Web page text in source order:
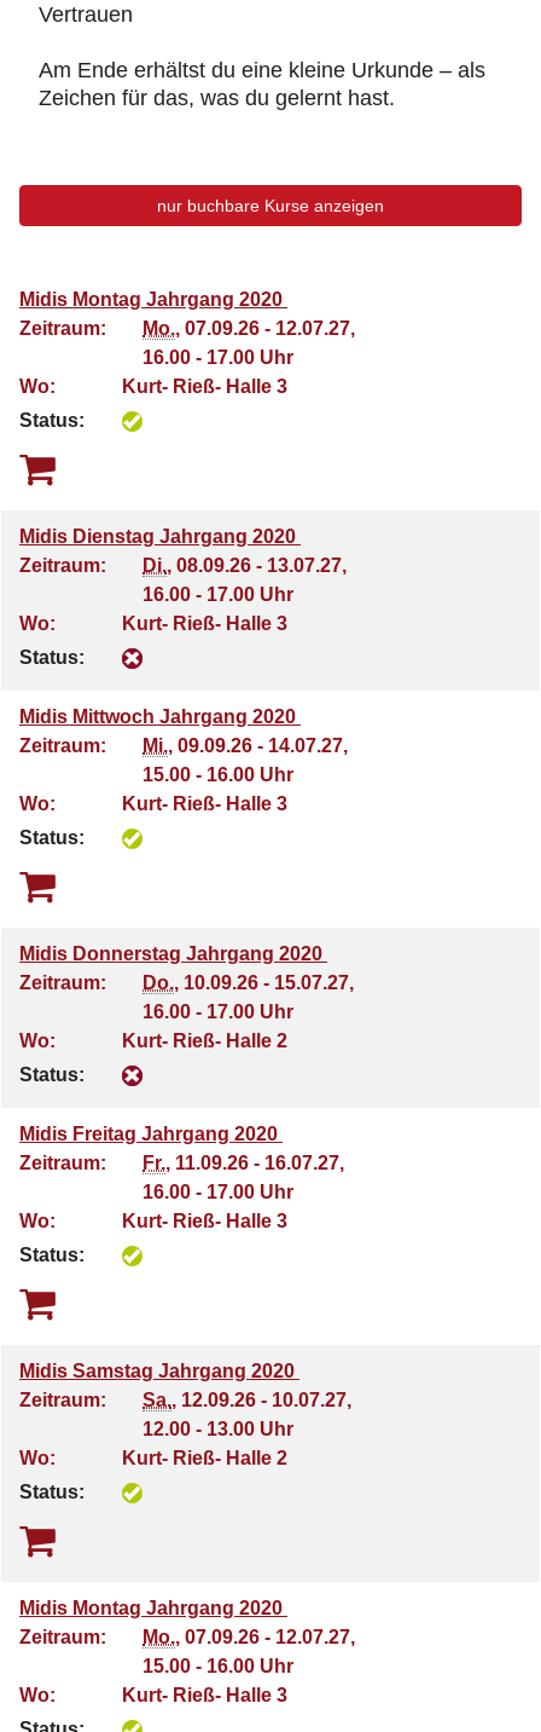
Vertrauen
Am Ende erhältst du eine kleine Urkunde – als
Zeichen für das, was du gelernt hast.
nur buchbare Kurse anzeigen
Midis Montag Jahrgang 2020
Zeitraum:
Mo., 07.09.26 - 12.07.27,
16.00 - 17.00 Uhr
Wo:
Kurt- Rieß- Halle 3
Status:
Midis Dienstag Jahrgang 2020
Zeitraum:
Di., 08.09.26 - 13.07.27,
16.00 - 17.00 Uhr
Wo:
Kurt- Rieß- Halle 3
Status:
Midis Mittwoch Jahrgang 2020
Zeitraum:
Mi., 09.09.26 - 14.07.27,
15.00 - 16.00 Uhr
Wo:
Kurt- Rieß- Halle 3
Status:
Midis Donnerstag Jahrgang 2020
Zeitraum:
Do., 10.09.26 - 15.07.27,
16.00 - 17.00 Uhr
Wo:
Kurt- Rieß- Halle 2
Status:
Midis Freitag Jahrgang 2020
Zeitraum:
Fr., 11.09.26 - 16.07.27,
16.00 - 17.00 Uhr
Wo:
Kurt- Rieß- Halle 3
Status:
Midis Samstag Jahrgang 2020
Zeitraum:
Sa., 12.09.26 - 10.07.27,
12.00 - 13.00 Uhr
Wo:
Kurt- Rieß- Halle 2
Status:
Midis Montag Jahrgang 2020
Zeitraum:
Mo., 07.09.26 - 12.07.27,
15.00 - 16.00 Uhr
Wo:
Kurt- Rieß- Halle 3